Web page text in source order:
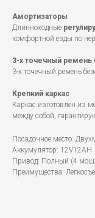
Амортизаторы
Длинноходные
комфортной езды по
3-х точечный ремень
3-х точечный ремень
Крепкий каркас
Каркас изготовлен из
между собой,
Посадочное место:
Аккумулятор: 12V12AH
Привод: Полный (4
Преимущества: